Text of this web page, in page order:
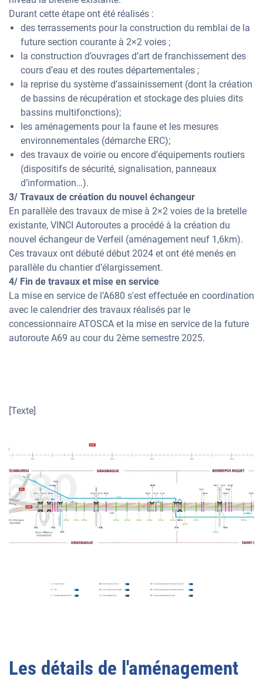
Durant cette étape ont été réalisés :
des terrassements pour la construction du remblai de la
future section courante à 2×2 voies ;
la construction d’ouvrages d’art de franchissement des
cours d’eau et des routes départementales ;
la reprise du système d’assainissement (dont la création
de bassins de récupération et stockage des pluies dits
bassins multifonctions);
les aménagements pour la faune et les mesures
environnementales (démarche ERC);
des travaux de voirie ou encore d’équipements routiers
(dispositifs de sécurité, signalisation, panneaux
d’information…).
3/ Travaux de création du nouvel échangeur
En parallèle des travaux de mise à 2×2 voies de la bretelle
existante, VINCI Autoroutes a procédé à la création du
nouvel échangeur de Verfeil (aménagement neuf 1,6km).
Ces travaux ont débuté début 2024 et ont été menés en
parallèle du chantier d’élargissement.
4/ Fin de travaux et mise en service
La mise en service de l’A680 s'est effectuée en coordination
avec le calendrier des travaux réalisés par le
concessionnaire ATOSCA et la mise en service de la future
autoroute A69 au cour du 2ème semestre 2025.
[Texte]
Les détails de l'aménagement